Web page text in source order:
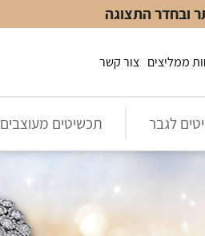
ובחדר התצוגה
ממליצים צור קשר
לגבר תכשיטים מעוצבים